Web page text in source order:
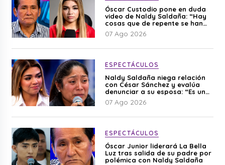
Óscar Custodio pone en duda
video de Naldy Saldaña: “Hay
cosas que de repente se han
editado”
07 Ago 2026
ESPECTÁCULOS
Naldy Saldaña niega relación
con César Sánchez y evalúa
denunciar a su esposa: “Es una
difamación”
07 Ago 2026
ESPECTÁCULOS
Óscar Junior liderará La Bella
Luz tras salida de su padre por
polémica con Naldy Saldaña